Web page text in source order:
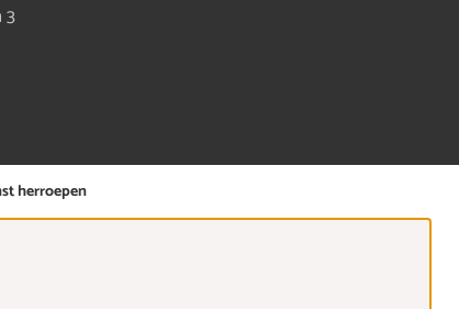
3
herroepen